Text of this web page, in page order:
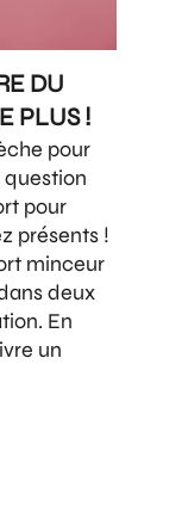
DU
PLUS !
pour
pour
présents !
minceur
deux
En
un